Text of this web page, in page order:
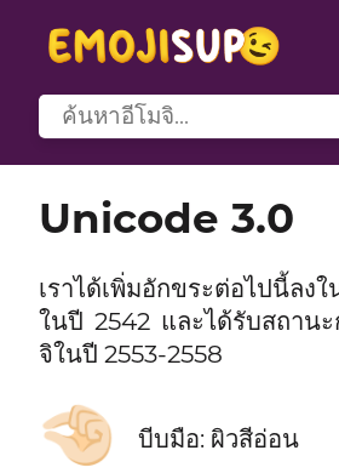
Unicode 3.0
เราได้เพิ่มอักขระต่อไปนี้
ในปี 2542 และได้รับสถานะ
จิในปี 2553-2558
🤏🏻 บีบมือ: ผิวสีอ่อน